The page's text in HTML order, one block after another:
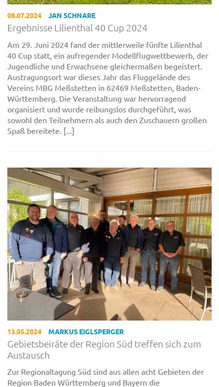
08.07.2024 JAN SCHNARE
Ergebnisse Lilienthal 40 Cup 2024
Am 29. Juni 2024 fand der mittlerweile fünfte Lilienthal
40 Cup statt, ein aufregender Modellflugwettbewerb, der
Jugendliche und Erwachsene gleichermaßen begeistert.
Austragungsort war dieses Jahr das Fluggelände des
Vereins MBG Meßstetten in 62469 Meßstetten, Baden-
Württemberg. Die Veranstaltung war hervorragend
organisiert und wurde reibungslos durchgeführt, was
sowohl den Teilnehmern als auch den Zuschauern großen
Spaß bereitete. [...]
13.05.2024 MARKUS EIGLSPERGER
Gebietsbeiräte der Region Süd treffen sich zum
Austausch
Zur Regionaltagung Süd sind aus allen acht Gebieten der
Region Baden Württemberg und Bayern die